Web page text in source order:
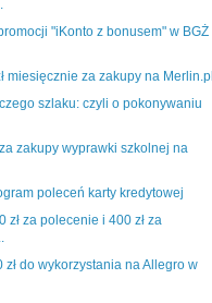
"iKonto z bonusem" w BGŻ
miesięcznie za zakupy na Merlin.pl
szlaku: czyli o pokonywaniu
za zakupy wyprawki szkolnej na
poleceń karty kredytowej
zł za polecenie i 400 zł za
zł do wykorzystania na Allegro w